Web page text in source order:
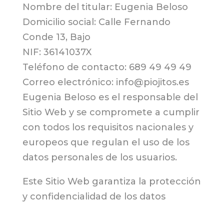
Nombre del titular: Eugenia Beloso
Domicilio social: Calle Fernando
Conde 13, Bajo
NIF: 36141037X
Teléfono de contacto: 689 49 49 49
Correo electrónico: info@piojitos.es
Eugenia Beloso es el responsable del
Sitio Web y se compromete a cumplir
con todos los requisitos nacionales y
europeos que regulan el uso de los
datos personales de los usuarios.
Este Sitio Web garantiza la protección
y confidencialidad de los datos